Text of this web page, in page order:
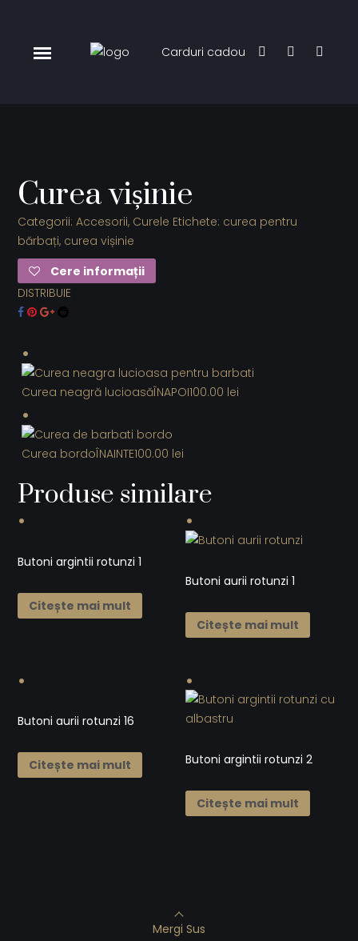
Carduri cadou
Curea vișinie
Categorii:Accesorii, Curele Etichete: curea pentru
bărbați, curea vișinie
Cere informații
DISTRIBUIE
Curea neagră lucioasăÎNAPOI100.00 lei
Curea bordoÎNAINTE100.00 lei
Produse similare
Butoni argintii rotunzi 1
Citește mai mult
Butoni aurii rotunzi 1
Citește mai mult
Butoni aurii rotunzi 16
Citește mai mult Butoni argintii rotunzi 2
Citește mai mult
Mergi Sus